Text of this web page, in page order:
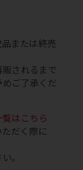
または終売
されるまで
ご了承くだ
はこちら
だく際に
。